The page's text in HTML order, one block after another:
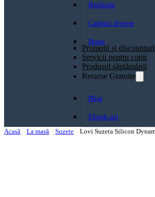
Rechizite
Cadouri diverse
Botez
Promoții și discounturi
Servicii pentru copii
Produsul săptămănii
Resurse Gratuite
Blog
Ebook-uri
Acasă
La masă Suzete Lovi Suzeta Silicon